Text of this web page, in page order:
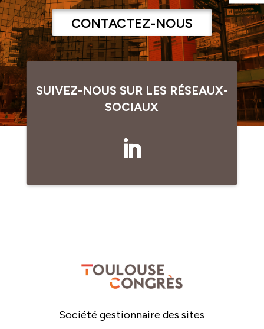
CONTACTEZ-NOUS
SUIVEZ-NOUS SUR LES RÉSEAUX-
SOCIAUX
Société gestionnaire des sites